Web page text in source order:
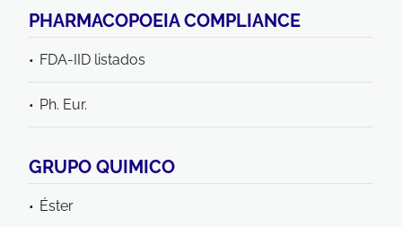
PHARMACOPOEIA COMPLIANCE
FDA-IID listados
Ph. Eur.
GRUPO QUIMICO
Éster